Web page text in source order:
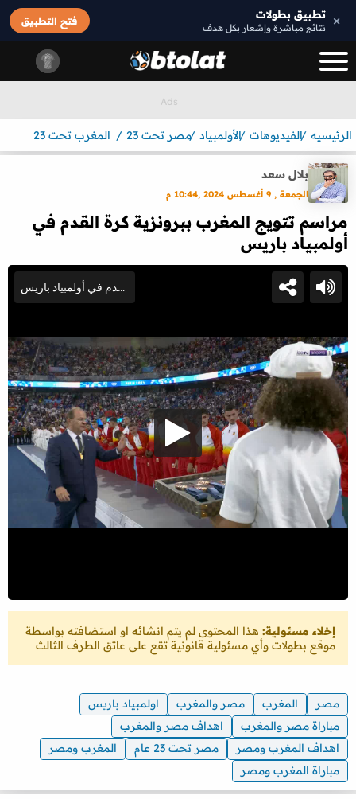
× تطبيق بطولات
نتائج مباشرة وإشعار بكل هدف
فتح التطبيق
الرئيسيه الفيديوهات الأولمبياد مصر تحت 23 المغرب تحت 23
بلال سعد
الجمعة , 9 أغسطس 2024 ,10:44 م
مراسم تتويج المغرب ببرونزية كرة القدم في
أولمبياد باريس
إخلاء مسئولية: هذا المحتوى لم يتم انشائه او استضافته بواسطة
موقع بطولات وأي مسئولية قانونية تقع على عاتق الطرف الثالث
مصر المغرب مصر والمغرب
اولمبياد باريس
مباراة مصر والمغرب
اهداف مصر والمغرب
اهداف المغرب ومصر
مصر تحت 23 عام
المغرب ومصر
مباراة المغرب ومصر